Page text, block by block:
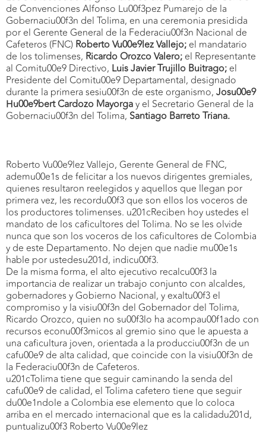
de Convenciones Alfonso Lu00f3pez Pumarejo de la
Gobernaciu00f3n del Tolima, en una ceremonia presidida
por el Gerente General de la Federaciu00f3n Nacional de
Cafeteros (FNC) Roberto Vu00e9lez Vallejo; el mandatario
de los tolimenses, Ricardo Orozco Valero; el Representante
al Comitu00e9 Directivo, Luis Javier Trujillo Buitrago; el
Presidente del Comitu00e9 Departamental, designado
durante la primera sesiu00f3n de este organismo, Josu00e9
Hu00e9bert Cardozo Mayorgay el Secretario General de la
Gobernaciu00f3n del Tolima, Santiago Barreto Triana.
Roberto Vu00e9lez Vallejo, Gerente General de FNC,
ademu00e1s de felicitar a los nuevos dirigentes gremiales,
quienes resultaron reelegidos y aquellos que llegan por
primera vez, les recordu00f3 que son ellos los voceros de
los productores tolimenses. u201cReciben hoy ustedes el
mandato de los caficultores del Tolima. No se les olvide
nunca que son los voceros de los caficultores de Colombia
y de este Departamento. No dejen que nadie mu00e1s
hable por ustedesu201d, indicu00f3.
De la misma forma, el alto ejecutivo recalcu00f3 la
importancia de realizar un trabajo conjunto con alcaldes,
gobernadores y Gobierno Nacional, y exaltu00f3 el
compromiso y la visiu00f3n del Gobernador del Tolima,
Ricardo Orozco, quien no su00f3lo ha acompau00f1ado con
recursos econu00f3micos al gremio sino que le apuesta a
una caficultura joven, orientada a la producciu00f3n de un
cafu00e9 de alta calidad, que coincide con la visiu00f3n de
la Federaciu00f3n de Cafeteros.
u201cTolima tiene que seguir caminando la senda del
cafu00e9 de calidad, el Tolima cafetero tiene que seguir
du00e1ndole a Colombia ese elemento que lo coloca
arriba en el mercado internacional que es la calidadu201d,
puntualizu00f3 Roberto Vu00e9lez